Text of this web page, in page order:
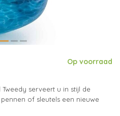
Op voorraad
serveert u in stijl de
of sleutels een nieuwe